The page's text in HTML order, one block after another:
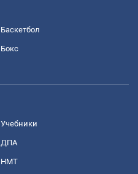
Баскетбол
Бокс
Учебники
ДПА
НМТ